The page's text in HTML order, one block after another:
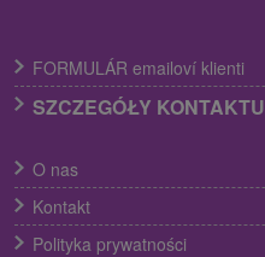
FORMULÁR emailoví klienti
SZCZEGÓŁY KONTAKTU
O nas
Kontakt
Polityka prywatności